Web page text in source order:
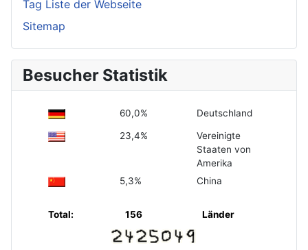
Tag Liste der Webseite
Sitemap
Besucher Statistik
60,0% Deutschland
23,4%
Vereinigte
Staaten von
Amerika
5,3%
China
Total: 156 Länder